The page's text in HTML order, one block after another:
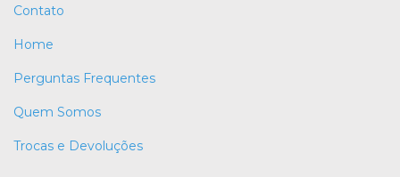
Contato
Home
Perguntas Frequentes
Quem Somos
Trocas e Devoluções